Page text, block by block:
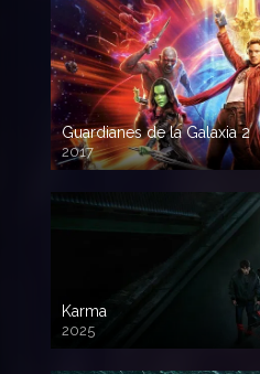
Guardianes de la Galaxia 2
2017
720p HD
Karma
2025